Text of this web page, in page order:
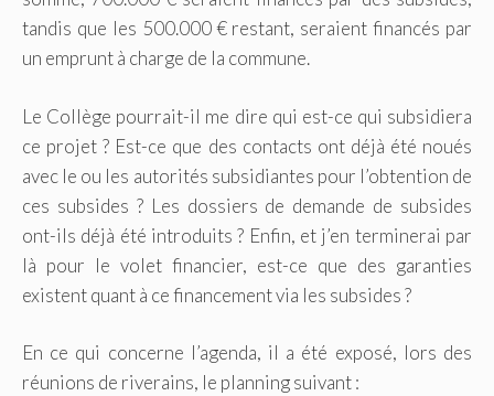
tandis que les 500.000 € restant, seraient financés par
un emprunt à charge de la commune.
Le Collège pourrait-il me dire qui est-ce qui subsidiera
ce projet ? Est-ce que des contacts ont déjà été noués
avec le ou les autorités subsidiantes pour l’obtention de
ces subsides ? Les dossiers de demande de subsides
ont-ils déjà été introduits ? Enfin, et j’en terminerai par
là pour le volet financier, est-ce que des garanties
existent quant à ce financement via les subsides ?
En ce qui concerne l’agenda, il a été exposé, lors des
réunions de riverains, le planning suivant :